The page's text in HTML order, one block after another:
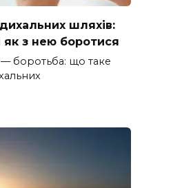
шляхів:
як з нею боротися
боротьба: що таке